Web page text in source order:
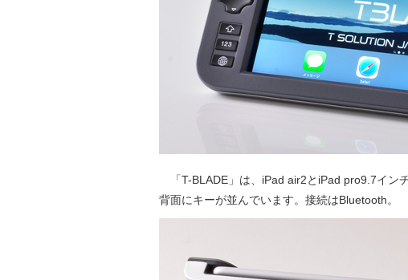
「T-BLADE」は、iPad air2とiPad pro9.7イン
背面にキーが並んでいます。接続はBluetooth。